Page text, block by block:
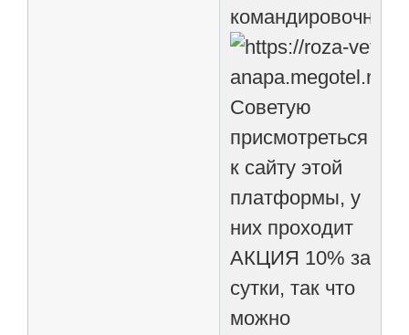
командировочным.
Советую
присмотреться
к сайту этой
платформы, у
них проходит
АКЦИЯ 10% за
сутки, так что
можно